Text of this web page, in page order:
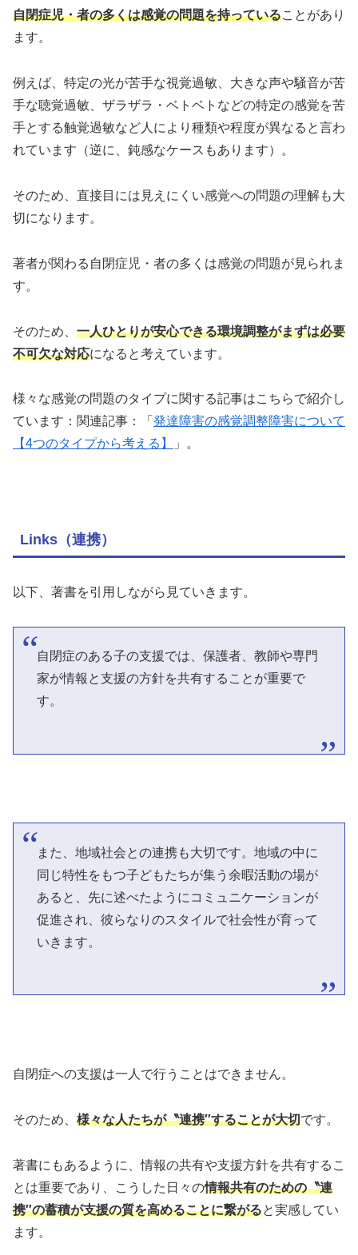
自閉症児・者の多くは感覚の問題を持っていることがあり
ます。
例えば、特定の光が苦手な視覚過敏、大きな声や騒音が苦
手な聴覚過敏、ザラザラ・ベトベトなどの特定の感覚を苦
手とする触覚過敏など人により種類や程度が異なると言わ
れています（逆に、鈍感なケースもあります）。
そのため、直接目には見えにくい感覚への問題の理解も大
切になります。
著者が関わる自閉症児・者の多くは感覚の問題が見られま
す。
そのため、 一人ひとりが安心できる環境調整がまずは必要
不可欠な対応になると考えています。
様々な感覚の問題のタイプに関する記事はこちらで紹介し
ています：関連記事：「 発達障害の感覚調整障害について
【4つのタイプから考える】
」。
Links（連携）
以下、著書を引用しながら見ていきます。
自閉症のある子の支援では、保護者、教師や専門
家が情報と支援の方針を共有することが重要で
す。
また、地域社会との連携も大切です。地域の中に
同じ特性をもつ子どもたちが集う余暇活動の場が
あると、先に述べたようにコミュニケーションが
促進され、彼らなりのスタイルで社会性が育って
いきます。
自閉症への支援は一人で行うことはできません。
そのため、 様々な人たちが〝連携″することが大切です。
著書にもあるように、情報の共有や支援方針を共有するこ
とは重要であり、こうした日々の情報共有のための〝連
携″の蓄積が支援の質を高めることに繋がると実感してい
ます。